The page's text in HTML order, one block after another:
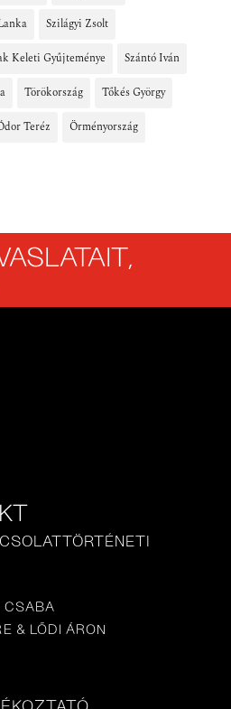
Szilágyi Zsolt
Keleti Gyűjteménye
Szántó Iván
Törökország
Tőkés György
Teréz Örményország
CSABA
& LŐDI ÁRON